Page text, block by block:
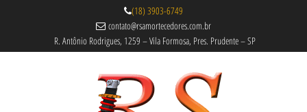
(18) 3903-6749
contato@rsamortecedores.com.br
R. Antônio Rodrigues, 1259 – Vila Formosa, Pres. Prudente – SP